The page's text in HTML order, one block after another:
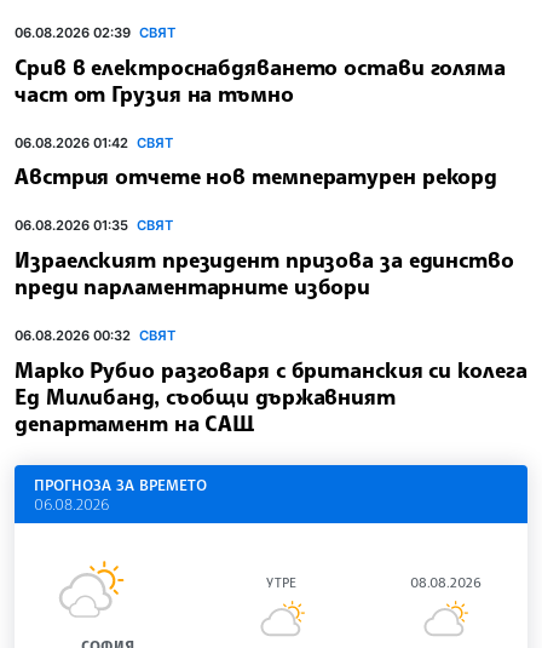
06.08.2026 02:39 СВЯТ
Срив в електроснабдяването остави голяма
част от Грузия на тъмно
06.08.2026 01:42 СВЯТ
Австрия отчете нов температурен рекорд
06.08.2026 01:35 СВЯТ
Израелският президент призова за единство
преди парламентарните избори
06.08.2026 00:32 СВЯТ
Марко Рубио разговаря с британския си колега
Ед Милибанд, съобщи държавният
департамент на САЩ
ПРОГНОЗА ЗА ВРЕМЕТО
06.08.2026
УТРЕ 08.08.2026